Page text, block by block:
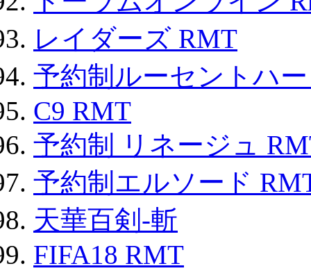
レイダーズ RMT
予約制ルーセントハ
C9 RMT
予約制 リネージュ
予約制エルソード
天華百剣-斬
FIFA18 RMT